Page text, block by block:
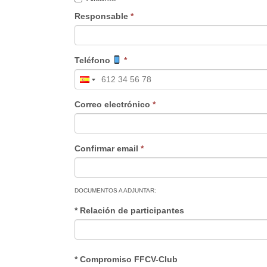
Responsable *
Teléfono *
Correo electrónico *
Confirmar email *
DOCUMENTOS A ADJUNTAR:
* Relación de participantes
* Compromiso FFCV-Club